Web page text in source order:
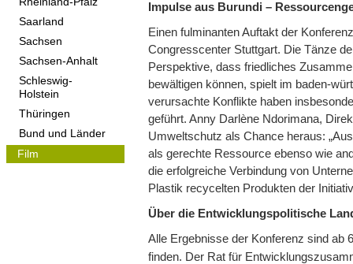
Saarland
Sachsen
Sachsen-Anhalt
Schleswig-
Holstein
Thüringen
Bund und Länder
Film
Impulse aus Burundi –
Einen fulminanten Auftakt der
Congresscenter Stuttgart. Die Tänze
Perspektive, dass friedliches
bewältigen können, spielt im baden-
verursachte Konflikte haben
geführt. Anny Darlène Ndorimana,
Umweltschutz als Chance heraus:
als gerechte Ressource ebenso wie
die erfolgreiche Verbindung von
Plastik recycelten Produkten der
Über die Entwicklungspolitische
Alle Ergebnisse der Konferenz sind ab
finden. Der Rat für